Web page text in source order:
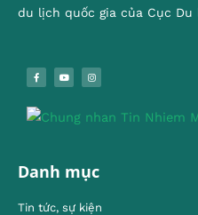
du lịch quốc gia của Cục Du
Danh mục
Tin tức, sự kiện